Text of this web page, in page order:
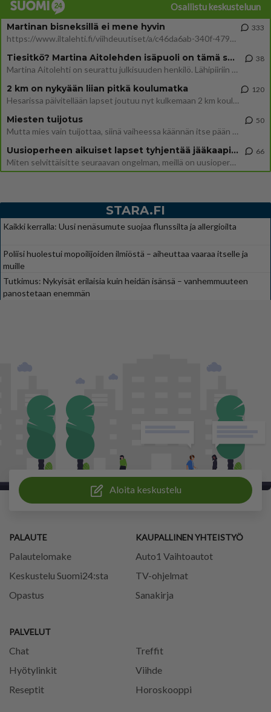
Osallistu keskusteluun
Martinan bisneksillä ei mene hyvin
https://www.iltalehti.fi/viihdeuutiset/a/c46da6ab-340f-4790-aaa7-0865eed2336 Yrityksen konkurssihakemus on tullut kärä
333
Tiesitkö? Martina Aitolehden isäpuoli on tämä suosittu laulaja
Martina Aitolehti on seurattu julkisuuden henkilö. Lähipiiriin mahtuu muitakin tunnettuja henkilöitä. Tiesitkö, että Ma
38
2 km on nykyään liian pitkä koulumatka
Hesarissa päivitellään lapset joutuu nyt kulkemaan 2 km kouluun jösses. Ruostefillarilla tuo matka menee vaikka miten äk
120
Miesten tuijotus
Mutta mies vain tuijottaa, siinä vaiheessa käännän itse pään pois. Mikä juttu? Yleensä jos joku tuijottaa tai katsoo, hä
50
Uusioperheen aikuiset lapset tyhjentää jääkaapin käydessään
Miten selvittäisitte seuraavan ongelman, meillä on uusioperhe, minulla teini-ikäiset lapset ja puolisolla aikuiset, jotk
66
STARA.FI
Kaikki kerralla: Uusi nenäsumute suojaa flunssilta ja allergioilta
Poliisi huolestui mopoilijoiden ilmiöstä – aiheuttaa vaaraa itselle ja
muille
Tutkimus: Nykyisät erilaisia kuin heidän isänsä – vanhemmuuteen
panostetaan enemmän
Aloita keskustelu
PALAUTE
Palautelomake
Keskustelu Suomi24:sta
Opastus
PALVELUT
Chat
Treffit
Hyötylinkit
Viihde
Reseptit
Horoskooppi
KAUPALLINEN YHTEISTYÖ
Auto1 Vaihtoautot
TV-ohjelmat
Sanakirja